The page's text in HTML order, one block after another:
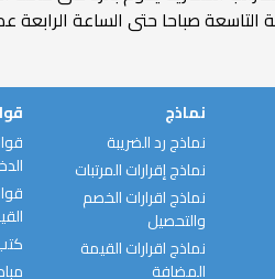
نماذج
نماذج رد الضريبة
نماذج إقرارات المرتبات
نماذج اقرارات الخصم
والتحصيل
نماذج اقرارات القيمة
المضافة